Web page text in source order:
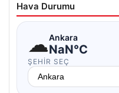
Hava Durumu
☁Ankara
NaN°C
ŞEHIR SEÇ